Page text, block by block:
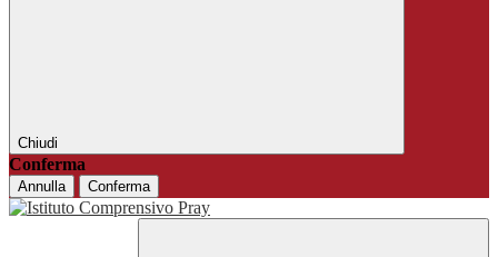
Chiudi
Conferma
Annulla Conferma